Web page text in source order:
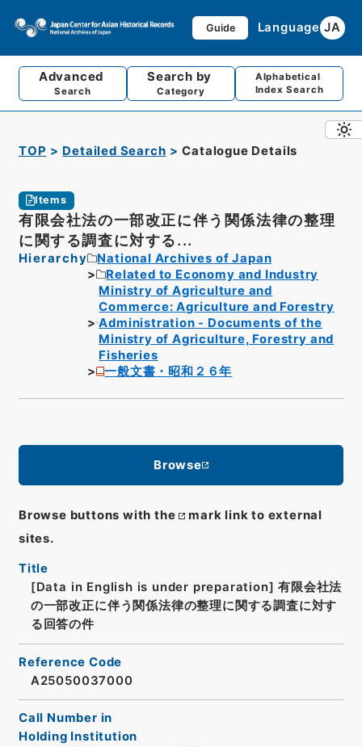
Guide Language JA
Advanced
Search
Search by
Category
Alphabetical
Index Search
TOP Detailed Search Catalogue Details
Items
有限会社法の一部改正に伴う関係法律の整理
に関する調査に対する...
Hierarchy
National Archives of Japan
Related to Economy and Industry
Ministry of Agriculture and
Commerce: Agriculture and Forestry
Administration - Documents of the
Ministry of Agriculture, Forestry and
Fisheries
一般文書・昭和２６年
Browse
Browse buttons with the
mark link to external
sites.
Title
[Data in English is under preparation] 有限会社法
の一部改正に伴う関係法律の整理に関する調査に対す
る回答の件
Reference Code
A25050037000
Call Number in
Holding Institution